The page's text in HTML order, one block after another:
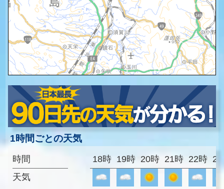
1時間ごとの天気
時間
天気
18時 19時 20時 21時 22時